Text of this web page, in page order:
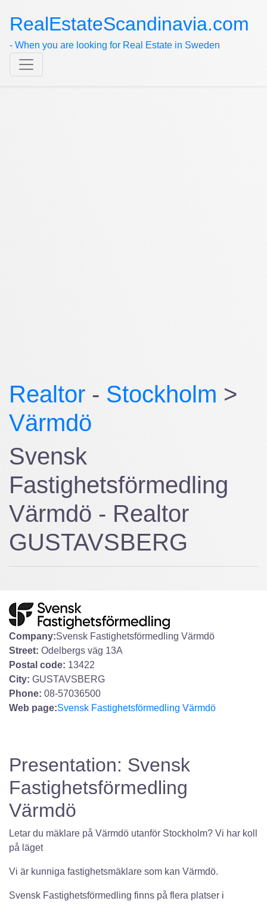
RealEstateScandinavia.com
- When you are looking for Real Estate in Sweden
Realtor - Stockholm >
Värmdö
Svensk
Fastighetsförmedling
Värmdö - Realtor
GUSTAVSBERG
Company:Svensk Fastighetsförmedling Värmdö
Street: Odelbergs väg 13A
Postal code: 13422
City: GUSTAVSBERG
Phone: 08-57036500
Web page:Svensk Fastighetsförmedling Värmdö
Presentation: Svensk
Fastighetsförmedling
Värmdö
Letar du mäklare på Värmdö utanför Stockholm? Vi har koll
på läget
Vi är kunniga fastighetsmäklare som kan Värmdö.
Svensk Fastighetsförmedling finns på flera platser i